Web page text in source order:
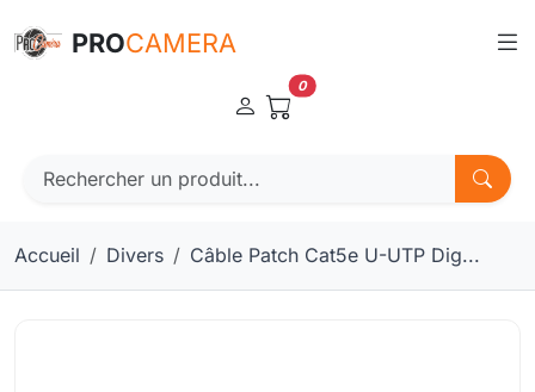
PROCAMERA
0
Accueil Divers Câble Patch Cat5e U-UTP Dig...